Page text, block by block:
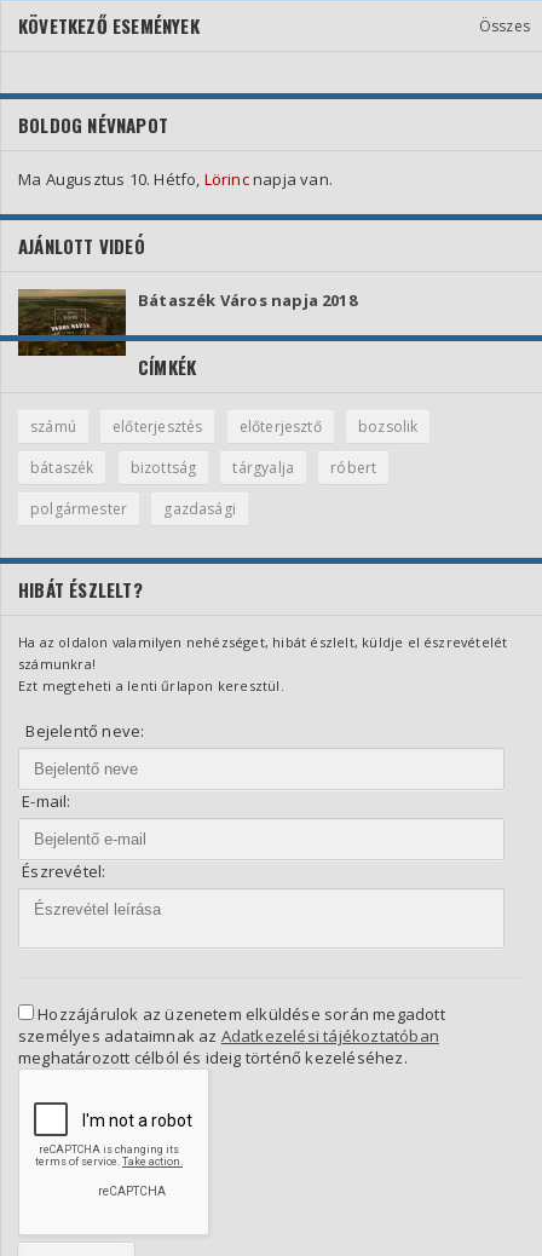
KÖVETKEZŐ ESEMÉNYEK Összes
BOLDOG NÉVNAPOT
Ma Augusztus 10. Hétfo, Lörincnapja van.
AJÁNLOTT VIDEÓ
Bátaszék Város napja 2018
CÍMKÉK
számú előterjesztés előterjesztő
bozsolik
bátaszék
bizottság tárgyalja
róbert
polgármester
gazdasági
HIBÁT ÉSZLELT?
Ha az oldalon valamilyen nehézséget, hibát észlelt, küldje el észrevételét
számunkra!
Ezt megteheti a lenti űrlapon keresztül.
Bejelentő neve:
E-mail:
Észrevétel:
Hozzájárulok az üzenetem elküldése során megadott
személyes adataimnak az Adatkezelési tájékoztatóban
meghatározott célból és ideig történő kezeléséhez.